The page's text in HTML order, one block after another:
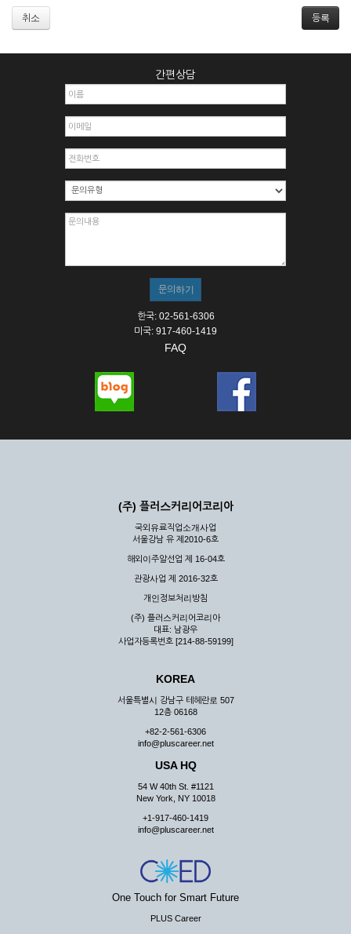
거절하거나 취소할 수 있으며, 실명으로 등록하지 않은 자의 일
2. 개인정보를 허위로 기재하여 신청할 경우
3. 경쟁 관게에 있는 이용자가 신청할 경우
4. 타인의 서비스 이용을 방해하거나, 정보를 도용한 경우
6. 이용자가 영업활동 또는 부정한 용도로 본 서비스를 이용할
7. 회사의 정보를 사전 승낙 없이 전재, 변조, 복사하여 이용하
8. 기타 회사가 정한 제반 사항을 위반하며 신청하는 경우
제5조 (서비스의 이용 및 중지)
② 시스템 점검, 교체 및 고장, 기술적인 이유, 국가비상사태, 정
스가 불가능할 경우 회사는 사전 공지나 예고 없이 서비스의 전
부 또는 일부를 일시적 또는 영구적으로 중지할 수 있습니다.
③ 기타 회사는 서비스를 제공할 수 없는 합당한 사유가 발생한
④ 회사는 제 2항 및 제 3항의 사유로 서비스의 제공이 일시적
여 배상하지 않습니다.
제3장 권리 및 의무
공할 수 있도록 최선의 노력을 다하여야 합니다.
게 누설, 배포하여서는 안됩니다. 다만, 관계법령에 의하여 국가
기관 등의 합법적인 요구가 있는 경우에는 해당 되지 않습니다.
③ 회사는 이용자로부터 제기되는 의견이나 불만이 정당하다고
인정할 경우에는 즉시 처리하여야 하며, 즉시 처리가 곤란한 경
우 그 처리를 위해 노력해야 합니다.
제7조 (회원의 의무)
① 회원은 ID와 비밀 번호에 관한 모든 관리의 책임이 있으며
② 회원은 이용신청서의 기재내용 중 변경된 내용이 있는 경우
서비스를 통하여 그 내용을 회사에 통지하여야 합니다.
③ 다른 회원의 ID와 비밀번호를 부당하게 사용하는 행위를
④ 회원은 회사의 서비스에서 타 사이트의 홍보행위를 하지 않
아야 하며 공공질서나 미풍약속에 위배되는 내용 혹은 저작권을
리 행위도 할 수 없습니다.
사가 통지하는 사항을 준수하여야 하며, 기타 회사의 업무에 방
해되는 행위를 하여서는 아니 됩니다.
제8조 (회원의 관리)
① 회원은 언제든 이 약관에 대한 동의를 철회할 수 있습니다.
취소
간편상담
한국: 02-561-6306
미국: 917-460-1419
FAQ
(주) 플러스커리어코리아
국외유료직업소개사업
서울강남 유 제2010-6호
해외이주알선업 제 16-04호
관광사업 제 2016-32호
개인정보처리방침
(주) 플러스커리어코리아
대표: 남광우
사업자등록번호 [214-88-59199]
KOREA
서울특별시 강남구 테헤란로 507
12층 06168
+82-2-561-6306
info@pluscareer.net
USA HQ
54 W 40th St. #1121
New York, NY 10018
+1-917-460-1419
info@pluscareer.net
One Touch for Smart Future
PLUS Career